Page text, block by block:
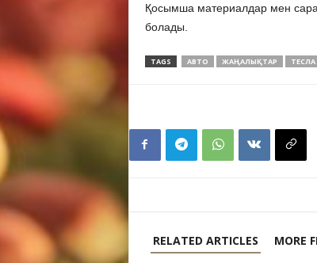
Қосымша материалдар мен
болады.
TAGS АВТО ЖАҢАЛЫҚТАР ТЕСЛА
RELATED ARTICLES MORE